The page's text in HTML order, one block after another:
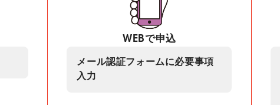
WEBで申込
メール認証フォームに必要事項
入力